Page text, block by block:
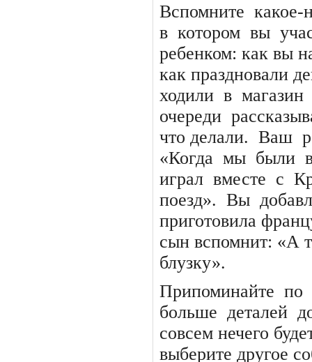
Вспомните какое-
в котором вы
ребенком: как вы
как праздновали
ходили в магазин
очереди
что делали. Ваш
«Когда мы были
играл вместе с
поезд». Вы
приготовила
сын вспомнит: «А
блузку».
Припоминайте по
больше деталей
совсем нечего
выберите другое